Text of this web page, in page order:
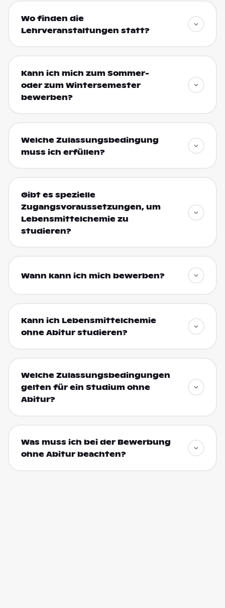
Wo finden die
Lehrveranstaltungen statt?
Kann ich mich zum Sommer-
oder zum Wintersemester
bewerben?
Welche Zulassungsbedingung
muss ich erfüllen?
Gibt es spezielle
Zugangsvoraussetzungen, um
Lebensmittelchemie zu
studieren?
Wann kann ich mich bewerben?
Kann ich Lebensmittelchemie
ohne Abitur studieren?
Welche Zulassungsbedingungen
gelten für ein Studium ohne
Abitur?
Was muss ich bei der Bewerbung
ohne Abitur beachten?